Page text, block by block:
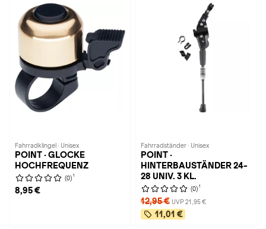
Fahrradklingel · Unisex
POINT · GLOCKE
HOCHFREQUENZ
(0) 1
8,95 €
Fahrradständer · Unisex
POINT ·
HINTERBAUSTÄNDER 24-
28 UNIV. 3 KL.
(0) 1
12,95 € UVP 21,95 €
11,01 €